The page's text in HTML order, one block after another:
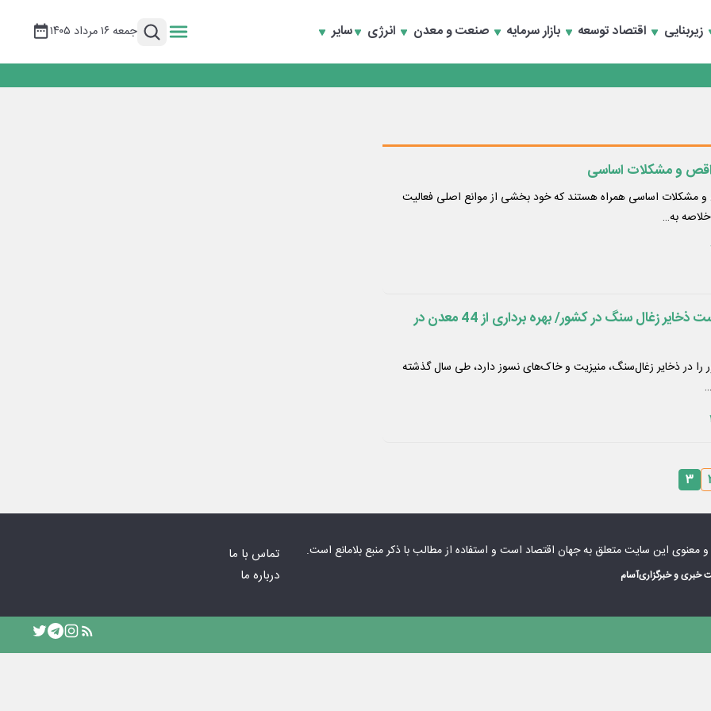
زیربنایی اقتصاد توسعه بازار سرمایه صنعت و معدن انرژی سایر جمعه ۱۶ مرداد ۱۴۰۵
منطقه یک
تجارت و همگرایی منطقه‌ای
تجارت و همگرایی منطقه‌ای
و مشکلات اساسی
و مشکلات اساسی همراه هستند که خود بخشی از موانع اصلی فعالیت
به…
خراسان جنوبی رتبه نخست ذخایر زغال سنگ در کشور/ بهره برداری از 44 معدن در
را در ذخایر زغال‌سنگ، منیزیت و خاک‌های نسوز دارد، طی سال گذشته
۳
معنوی این سایت متعلق بهجهان اقتصاد است و استفاده از مطالب با ذکر منبع بلامانع است.
خبری و خبرگزاریآسام
تماس با ما
درباره ما